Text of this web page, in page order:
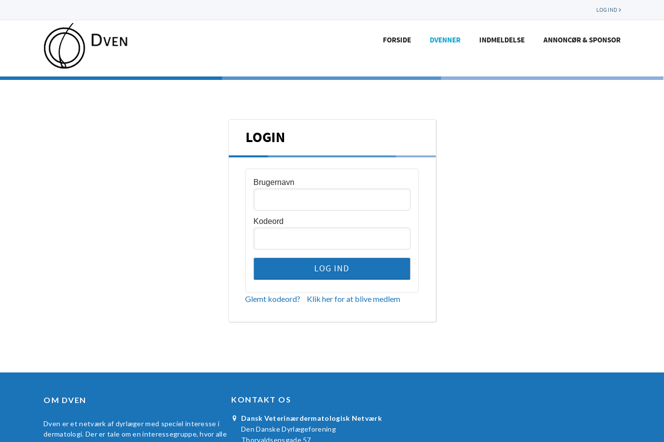
LOG IND
FORSIDE DVENNER INDMELDELSE ANNONCØR & SPONSOR
LOGIN
Brugernavn
Kodeord
Glemt kodeord? Klik her for at blive medlem
OM DVEN
Dven er et netværk af dyrlæger med speciel interesse i
dermatologi. Der er tale om en interessegruppe, hvor alle
KONTAKT OS
Dansk Veterinærdermatologisk Netværk
Den Danske Dyrlægeforening
Thorvaldsensgade 57